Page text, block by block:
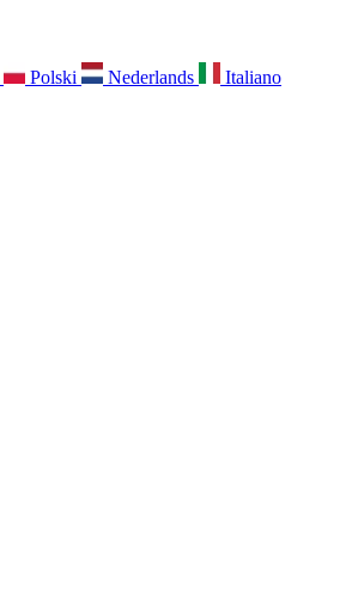
Polski Nederlands Italiano